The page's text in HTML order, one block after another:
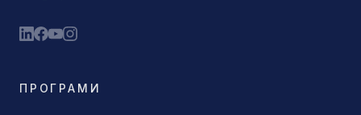
ПРОГРАМИ